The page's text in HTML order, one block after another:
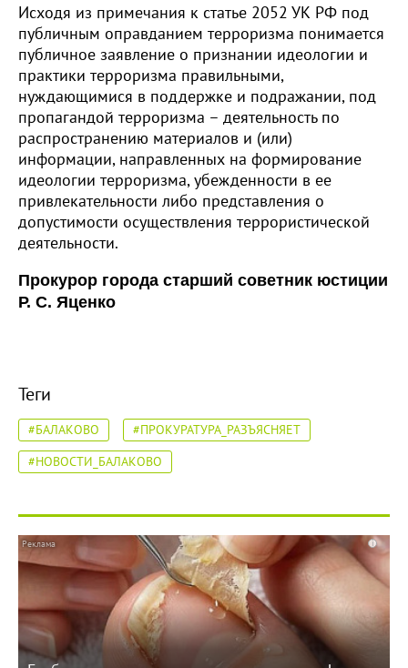
Исходя из примечания к статье 2052 УК РФ под
публичным оправданием терроризма понимается
публичное заявление о признании идеологии и
практики терроризма правильными,
нуждающимися в поддержке и подражании, под
пропагандой терроризма – деятельность по
распространению материалов и (или)
информации, направленных на формирование
идеологии терроризма, убежденности в ее
привлекательности либо представления о
допустимости осуществления террористической
деятельности.
Прокурор города старший советник юстиции
Р. С. Яценко
Теги
#БАЛАКОВО
#ПРОКУРАТУРА_РАЗЪЯСНЯЕТ
#НОВОСТИ_БАЛАКОВО
i